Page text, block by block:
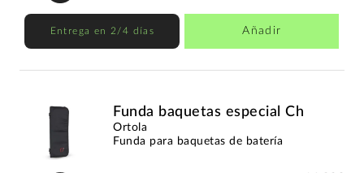
Entrega en 2/4 días Añadir
Funda baquetas especial Ch
Ortola
Funda para baquetas de batería